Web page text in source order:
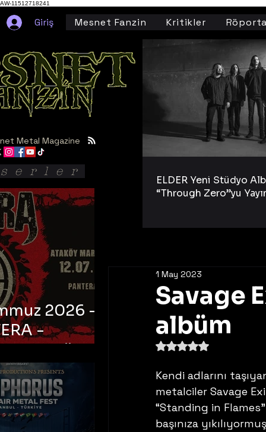
AW-11512718241
Giriş Mesnet Fanzin Kritikler
Savage
albüm
1 May 2023
5 üzerinden NaN yıldız
Kendi adlarını
metalciler Savage
“Standing in
başınıza
Metal Magazine
ELDER Yeni Stüdyo
“Through Zero”yu
2026 -
-
Ataköy
Arena